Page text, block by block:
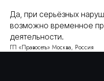
Да, при серьёзных
возможно временное
деятельности.
ГП «Правосеть» Москва, Россия
Правосеть
Юридические услуги в Москве